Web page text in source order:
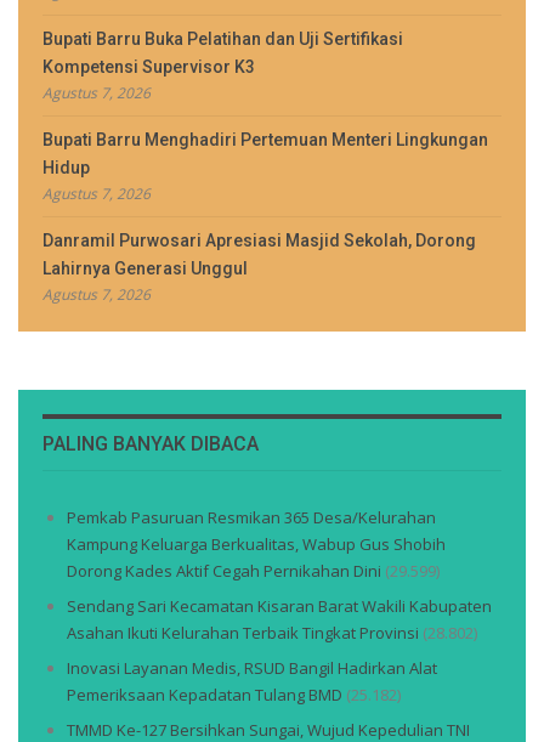
Bupati Barru Buka Pelatihan dan Uji Sertifikasi
Kompetensi Supervisor K3
Agustus 7, 2026
Bupati Barru Menghadiri Pertemuan Menteri Lingkungan
Hidup
Agustus 7, 2026
Danramil Purwosari Apresiasi Masjid Sekolah, Dorong
Lahirnya Generasi Unggul
Agustus 7, 2026
PALING BANYAK DIBACA
Pemkab Pasuruan Resmikan 365 Desa/Kelurahan
Kampung Keluarga Berkualitas, Wabup Gus Shobih
Dorong Kades Aktif Cegah Pernikahan Dini (29.599)
Sendang Sari Kecamatan Kisaran Barat Wakili Kabupaten
Asahan Ikuti Kelurahan Terbaik Tingkat Provinsi (28.802)
Inovasi Layanan Medis, RSUD Bangil Hadirkan Alat
Pemeriksaan Kepadatan Tulang BMD (25.182)
TMMD Ke-127 Bersihkan Sungai, Wujud Kepedulian TNI